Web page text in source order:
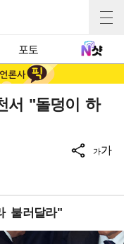
포토
서 "돌덩이 하
가가
불러달라"